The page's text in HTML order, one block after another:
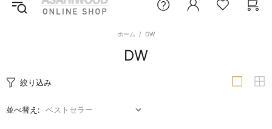
ホーム DW
DW
絞り込み
並べ替え: